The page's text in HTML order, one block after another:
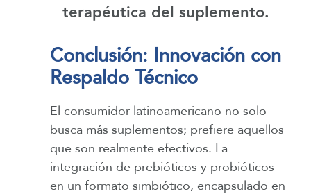
terapéutica del suplemento.
Conclusión: Innovación con
Respaldo Técnico
El consumidor latinoamericano no solo
busca más suplementos; prefiere aquellos
que son realmente efectivos. La
integración de prebióticos y probióticos
en un formato simbiótico, encapsulado en